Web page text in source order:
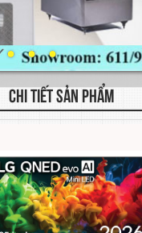
CHI TIẾT SẢN PHẨM